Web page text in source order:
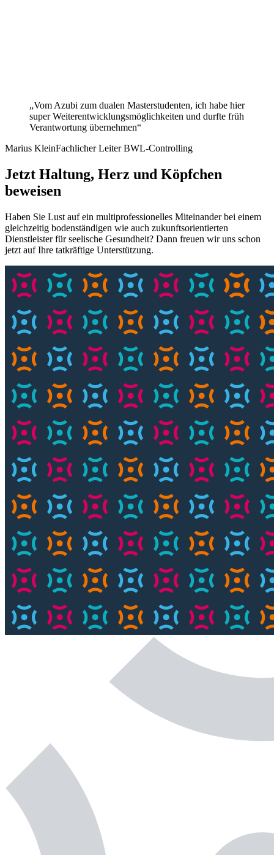
„Vom Azubi zum dualen Masterstudenten, ich habe hier
super Weiterentwicklungsmöglichkeiten und durfte früh
Verantwortung übernehmen“
Marius KleinFachlicher Leiter BWL‐Controlling
Jetzt Haltung, Herz und Köpfchen
beweisen
Haben Sie Lust auf ein multiprofessionelles Miteinander bei einem
gleichzeitig bodenständigen wie auch zukunftsorientierten
Dienstleister für seelische Gesundheit? Dann freuen wir uns schon
jetzt auf Ihre tatkräftige Unterstützung.